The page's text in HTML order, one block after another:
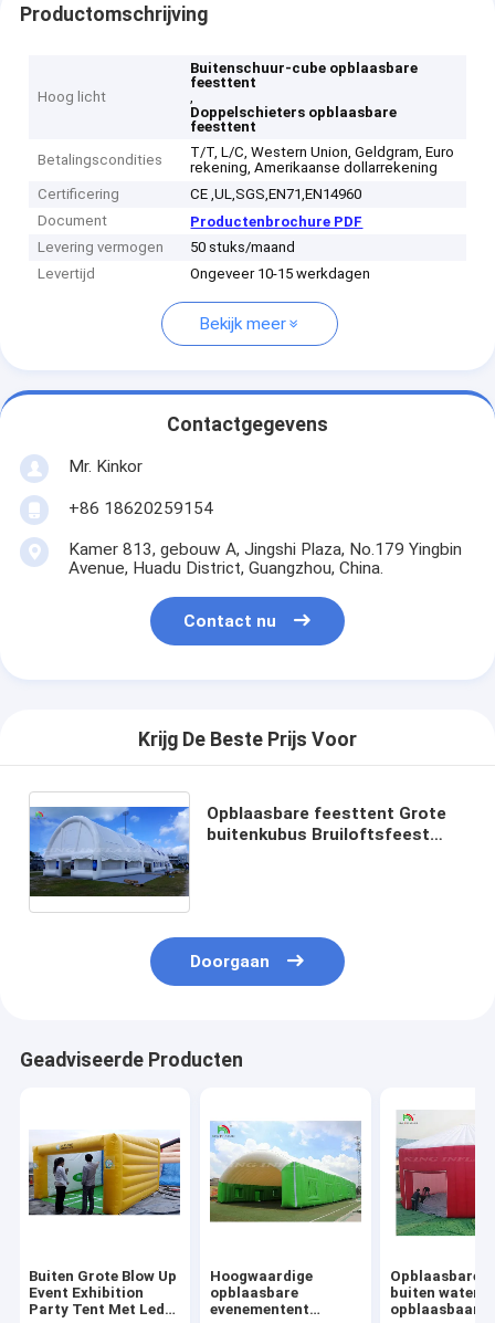
Productomschrijving
Hoog licht
Buitenschuur-cube opblaasbare
feesttent
,
Doppelschieters opblaasbare
feesttent
Betalingscondities
T/T, L/C, Western Union, Geldgram, Euro
rekening, Amerikaanse dollarrekening
Certificering
CE ,UL,SGS,EN71,EN14960
Document
Productenbrochure PDF
Levering vermogen
50 stuks/maand
Levertijd
Ongeveer 10-15 werkdagen
Bekijk meer
Contactgegevens
Mr. Kinkor
+86 18620259154
Kamer 813, gebouw A, Jingshi Plaza, No.179 Yingbin
Avenue, Huadu District, Guangzhou, China.
Contact nu
Krijg De Beste Prijs Voor
Opblaasbare feesttent Grote
buitenkubus Bruiloftsfeest
Doorgaan
Geadviseerde Producten
Buiten Grote Blow Up
Event Exhibition
Party Tent Met Led
Hoogwaardige
opblaasbare
evenementent
Opblaasbare
buiten
opblaasbaar